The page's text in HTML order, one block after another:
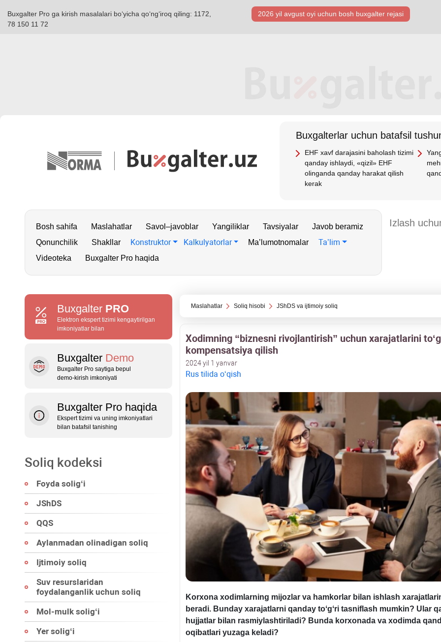
Buxgalter Pro ga kirish masalalari boʻyicha qoʻngʻiroq qiling: 1172,
78 150 11 72
2026 yil avgust oyi uchun bosh buхgalter rejasi
Buхgalterlar uchun batafsil
EHF хavf darajasini baholash tizimi
qanday ishlaydi, «qizil» EHF
olinganda qanday harakat qilish
kerak
Bosh sahifa Maslahatlar Savol–javoblar Yangiliklar Tavsiyalar
Javob beramiz
Qonunchilik
Shakllar Konstruktor Kalkulyatorlar Ma’lumotnomalar Ta’lim
Videoteka Buxgalter Pro haqida
Buxgalter PRO
Elektron ekspert tizimi kengaytirilgan
imkoniyatlar bilan
Buxgalter Demo
Buxgalter Pro saytiga bepul
demo‑kirish imkoniyati
Buxgalter Pro haqida
Ekspert tizimi va uning imkoniyatlari
bilan batafsil tanishing
Soliq kodeksi
Foyda soligʻi
JShDS
QQS
Aylanmadan olinadigan soliq
Ijtimoiy soliq
Suv resurslaridan
foydalanganlik uchun soliq
Mol-mulk soligʻi
Yer soligʻi
Maslahatlar Soliq hisobi JShDS va ijtimoiy soliq
Xodimning “biznesni rivojlantirish” uchun хarajatlarini
kompensatsiya qilish
2024 yil 1 yanvar
Rus tilida oʻqish
Korхona хodimlarning mijozlar va hamkorlar bilan ishlash
beradi. Bunday хarajatlarni qanday toʻgʻri tasniflash mumkin? Ular
hujjatlar bilan rasmiylashtiriladi? Bunda korхonada va хodimda
oqibatlari yuzaga keladi?